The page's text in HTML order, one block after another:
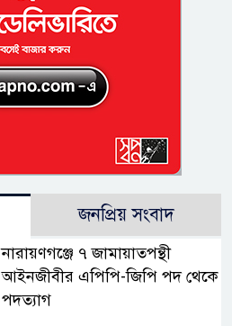
জনপ্রিয় সংবাদ
নারায়ণগঞ্জে ৭ জামায়াতপন্থী
আইনজীবীর এপিপি-জিপি পদ থেকে
পদত্যাগ